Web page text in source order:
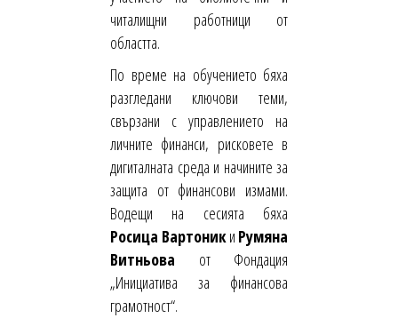
читалищни работници от
областта.
По време на обучението бяха
разгледани ключови теми,
свързани с управлението на
личните финанси, рисковете в
дигиталната среда и начините за
защита от финансови измами.
Водещи на сесията бяха
Росица Вартоники Румяна
Витньова от Фондация
„Инициатива за финансова
грамотност“.